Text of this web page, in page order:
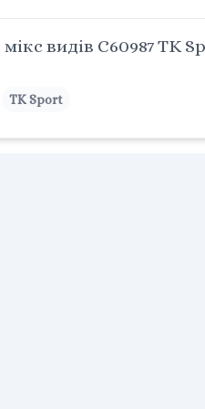
видів C60987 TK
TK Sport